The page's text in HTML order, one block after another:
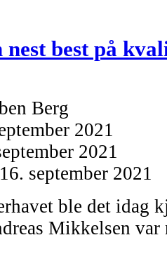
best på
Berg
2021
2021
september 2021
ble det idag
Mikkelsen var